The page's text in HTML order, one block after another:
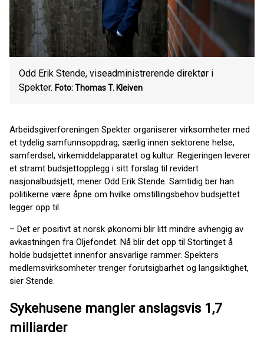
Odd Erik Stende, viseadministrerende direktør i
Spekter. Foto: Thomas T. Kleiven
Arbeidsgiverforeningen Spekter organiserer virksomheter med
et tydelig samfunnsoppdrag, særlig innen sektorene helse,
samferdsel, virkemiddelapparatet og kultur. Regjeringen leverer
et stramt budsjettopplegg i sitt forslag til revidert
nasjonalbudsjett, mener Odd Erik Stende. Samtidig ber han
politikerne være åpne om hvilke omstillingsbehov budsjettet
legger opp til.
– Det er positivt at norsk økonomi blir litt mindre avhengig av
avkastningen fra Oljefondet. Nå blir det opp til Stortinget å
holde budsjettet innenfor ansvarlige rammer. Spekters
medlemsvirksomheter trenger forutsigbarhet og langsiktighet,
sier Stende.
Sykehusene mangler anslagsvis 1,7
milliarder